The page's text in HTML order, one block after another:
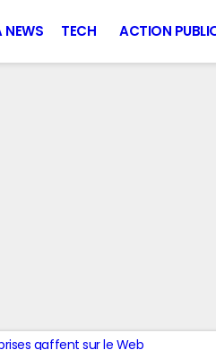
NEWS TECH ACTION
gaffent sur le Web